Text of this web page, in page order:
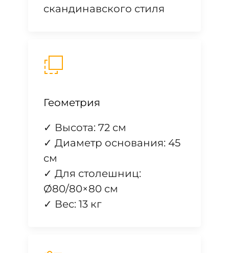
скандинавского стиля
Геометрия
✓ Высота: 72 см
✓ Диаметр основания: 45
см
✓ Для столешниц:
Ø80/80×80 см
✓ Вес: 13 кг